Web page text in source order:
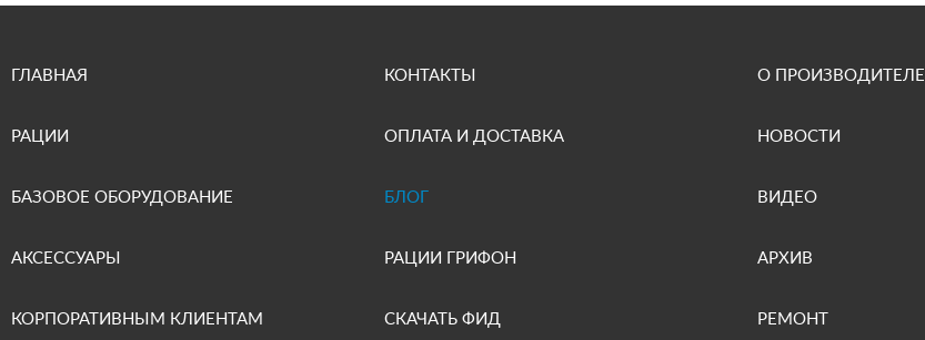
ГЛАВНАЯ
РАЦИИ
БАЗОВОЕ ОБОРУДОВАНИЕ
АКСЕССУАРЫ
КОРПОРАТИВНЫМ КЛИЕНТАМ
КОНТАКТЫ
ОПЛАТА И ДОСТАВКА
БЛОГ
РАЦИИ ГРИФОН
СКАЧАТЬ ФИД
О ПРОИЗВОДИТЕЛЕ
НОВОСТИ
ВИДЕО
АРХИВ
РЕМОНТ